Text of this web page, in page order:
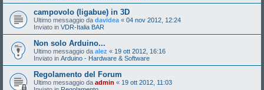
campovolo (ligabue) in 3D
Ultimo messaggio da davidea « 04 nov 2012, 12:24
Inviato in VDR-Italia BAR
Non solo Arduino...
Ultimo messaggio da alez « 19 ott 2012, 16:16
Inviato in Arduino - Hardware & Software
Regolamento del Forum
Ultimo messaggio da admin « 19 ott 2012, 11:03